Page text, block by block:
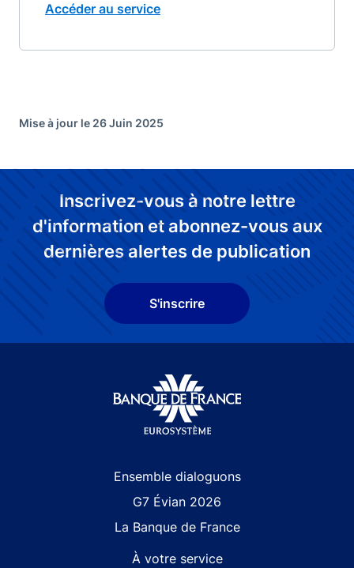
Accéder au service
Mise à jour le 26 Juin 2025
Inscrivez-vous à notre lettre
d'information et abonnez-vous aux
dernières alertes de publication
S'inscrire
Ensemble dialoguons
G7 Évian 2026
La Banque de France
À votre service